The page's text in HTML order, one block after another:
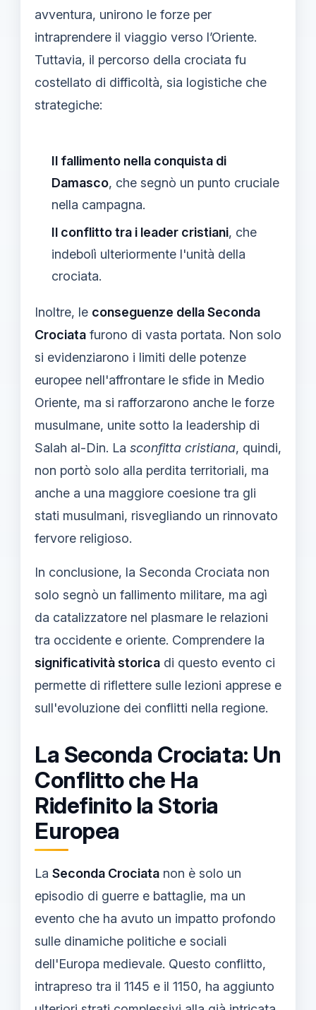
avventura, unirono le forze per
intraprendere il viaggio verso l’Oriente.
Tuttavia, il percorso della crociata fu
costellato di difficoltà, sia logistiche che
strategiche:
Il fallimento nella conquista di
Damasco, che segnò un punto cruciale
nella campagna.
Il conflitto tra i leader cristiani, che
indebolì ulteriormente l'unità della
crociata.
Inoltre, le conseguenze della Seconda
Crociata furono di vasta portata. Non solo
si evidenziarono i limiti delle potenze
europee nell'affrontare le sfide in Medio
Oriente, ma si rafforzarono anche le forze
musulmane, unite sotto la leadership di
Salah al-Din. La sconfitta cristiana, quindi,
non portò solo alla perdita territoriali, ma
anche a una maggiore coesione tra gli
stati musulmani, risvegliando un rinnovato
fervore religioso.
In conclusione, la Seconda Crociata non
solo segnò un fallimento militare, ma agì
da catalizzatore nel plasmare le relazioni
tra occidente e oriente. Comprendere la
significatività storica di questo evento ci
permette di riflettere sulle lezioni apprese e
sull'evoluzione dei conflitti nella regione.
La Seconda Crociata: Un
Conflitto che Ha
Ridefinito la Storia
Europea
La Seconda Crociata non è solo un
episodio di guerre e battaglie, ma un
evento che ha avuto un impatto profondo
sulle dinamiche politiche e sociali
dell'Europa medievale. Questo conflitto,
intrapreso tra il 1145 e il 1150, ha aggiunto